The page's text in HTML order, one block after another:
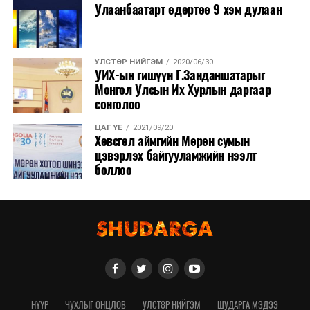
тохируулга болон ашиглалтад хүлээлгэн өгөх бэлтгэл
ажлыг гүйцэтгэж байна.
Улаанбаатарт өдөртөө 9 хэм дулаан
УЛСТӨР НИЙГЭМ 2020/06/30
УИХ-ын гишүүн Г.Занданшатарыг
Монгол Улсын Их Хурлын даргаар
сонголоо
ЦАГ ҮЕ 2021/09/20
Хөвсгөл аймгийн Мөрөн сумын
цэвэрлэх байгууламжийн нээлт
боллоо
НҮҮР ЧУХЛЫГ ОНЦЛОВ УЛСТӨР НИЙГЭМ ШУДАРГА МЭДЭЭ